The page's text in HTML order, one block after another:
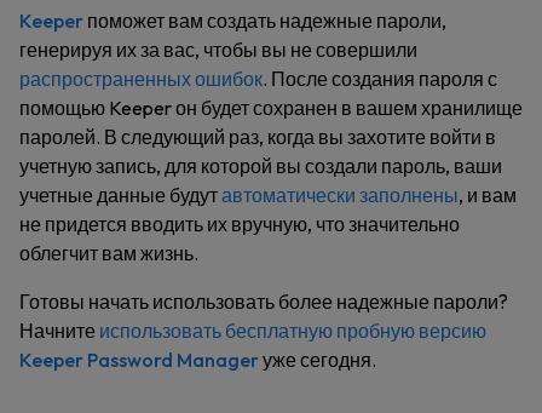
Keeper поможет вам создать надежные пароли,
генерируя их за вас, чтобы вы не совершили
распространенных ошибок. После создания пароля с
помощью Keeper он будет сохранен в вашем хранилище
паролей. В следующий раз, когда вы захотите войти в
учетную запись, для которой вы создали пароль, ваши
учетные данные будутавтоматически заполнены, и вам
не придется вводить их вручную, что значительно
облегчит вам жизнь.
Готовы начать использовать более надежные пароли?
Начните использовать бесплатную пробную версию
Keeper Password Managerуже сегодня.